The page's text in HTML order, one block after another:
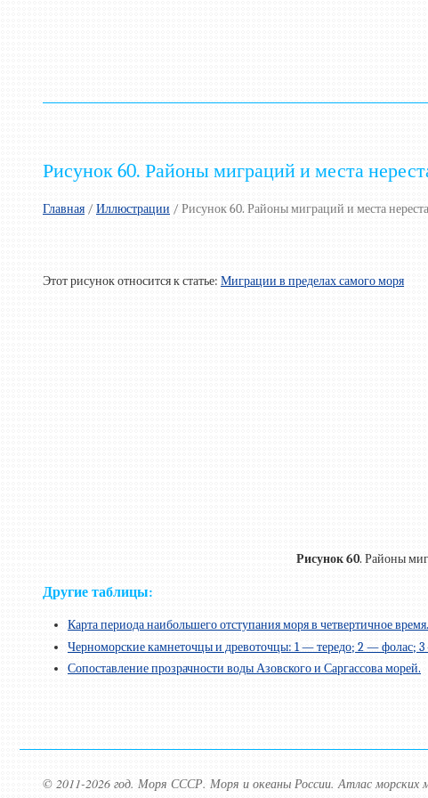
Рисунок 60. Районы миграций и места
Главная / Иллюстрации / Рисунок 60. Районы миграций и места
Этот рисунок относится к статье: Миграции в пределах самого моря
Рисунок 60. Районы
Другие таблицы:
Карта периода наибольшего отступания моря в четвертичное время.
Черноморские камнеточцы и древоточцы: 1 — тередо; 2 —
Сопоставление прозрачности воды Азовского и Саргассова морей.
© 2011-2026 год. Моря СССР. Моря и океаны России. Атлас